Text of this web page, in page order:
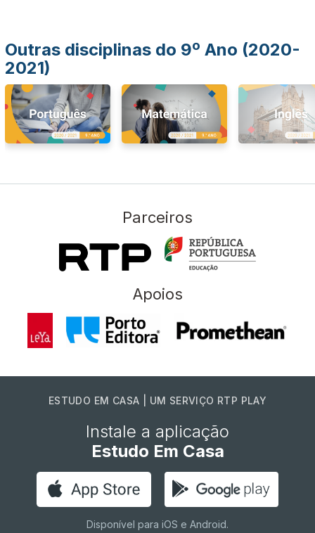
Outras disciplinas do 9º Ano (2020-
2021)
Parceiros
Apoios
ESTUDO EM CASA | UM SERVIÇO RTP PLAY
Instale a aplicação
Estudo Em Casa
Disponível para iOS e Android.